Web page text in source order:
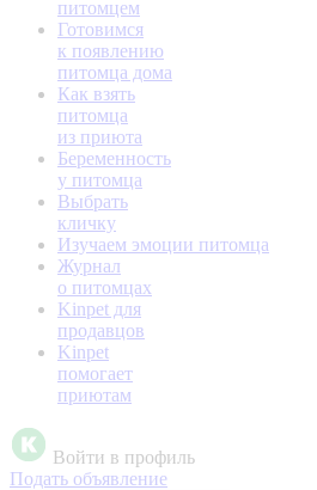
питомцем
Готовимся
к появлению
питомца дома
Как взять
питомца
из приюта
Беременность
у питомца
Выбрать
кличку
Изучаем эмоции питомца
Журнал
о питомцах
Kinpet для
продавцов
Kinpet
помогает
приютам
Войти в профиль
Подать объявление